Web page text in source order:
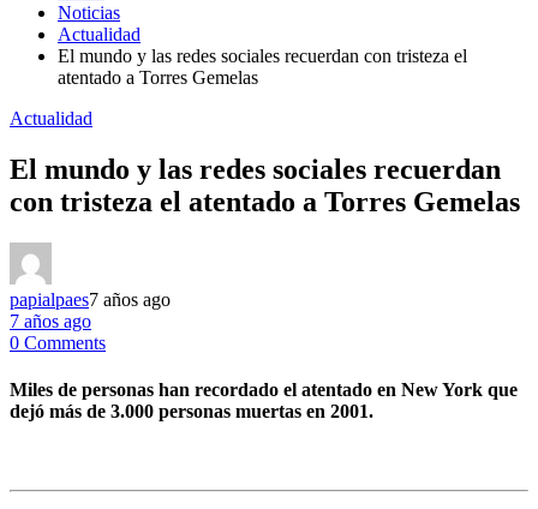
Noticias
Actualidad
El mundo y las redes sociales recuerdan con tristeza el
atentado a Torres Gemelas
Actualidad
El mundo y las redes sociales recuerdan
con tristeza el atentado a Torres Gemelas
papialpaes7 años ago
7 años ago
0 Comments
Miles de personas han recordado el atentado en New York que
dejó más de 3.000 personas muertas en 2001.